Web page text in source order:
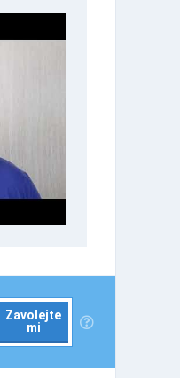
Zavolejte
mi